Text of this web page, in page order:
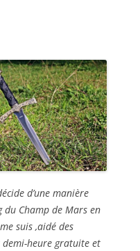
d’une manière
Champ de Mars en
suis ,aidé des
heure gratuite et